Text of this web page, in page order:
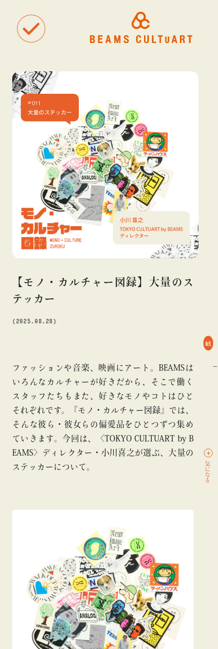
聴
着
blog blog blog
タグ一覧
#ART #BEAMS CULTUART #BEAMS MANGART
#BEAMS T
#bPrビームス
#Bギャラリー
#TOKYO CULTUART by BEAMS
#Tシャツ
#アート
#アートが生まれるところ
#アートフェア #アイドル
#アニメ
#エンタメ #ギャラリー #グッズ
#デザイン
#ビームス カルチャー ト 高輪
#ビームス ジャパン
#ファッション
#フェニカ #マンガ
#モノ・カルチャ
#ライブ
#レコード #写真 #抽選販売 #漫画
#絵画
【モノ・カルチャー図録】大量のス
テッカー
(2025.08.28)
ファッションや音楽、映画にアート。BEAMSは
いろんなカルチャーが好きだから、そこで働く
スタッフたちもまた、好きなモノやコトはひと
それぞれです。『モノ・カルチャー図録』では、
そんな彼ら・彼女らの偏愛品をひとつずつ集め
ていきます。今回は、〈TOKYO CULTUART by B
EAMS〉ディレクター・小川喜之が選ぶ、大量の
ステッカーについて。
観
#TOKYO CULTUART by BEAMS #グッズ #モノ・カルチャー
気になる